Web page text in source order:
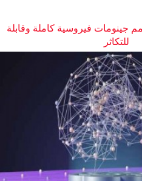
جينومات فيروسية كاملة وقابلة
للتكاثر